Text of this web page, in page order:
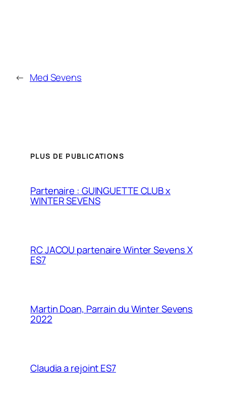
← Med Sevens
PLUS DE PUBLICATIONS
Partenaire : GUINGUETTE CLUB x
WINTER SEVENS
RC JACOU partenaire Winter Sevens X
ES7
Martin Doan, Parrain du Winter Sevens
2022
Claudia a rejoint ES7